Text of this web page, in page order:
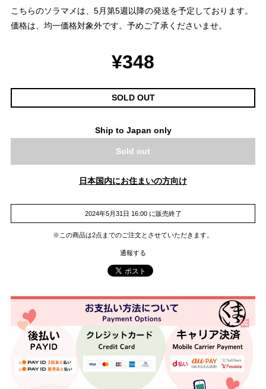
こちらのソラマメは、5月第5週以降の発送を予定しております。
価格は、均一価格対象外です。予めご了承くださいませ。
¥348
SOLD OUT
Ship to Japan only
Sold out
日本国内にお住まいの方向け
2024年5月31日 16:00 に販売終了
※この商品は2点までのご注文とさせていただきます。
通報する